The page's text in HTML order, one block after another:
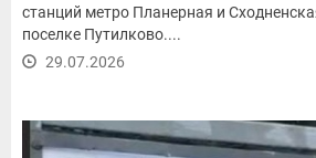
станций метро Планерная и
поселке Путилково....
29.07.2026